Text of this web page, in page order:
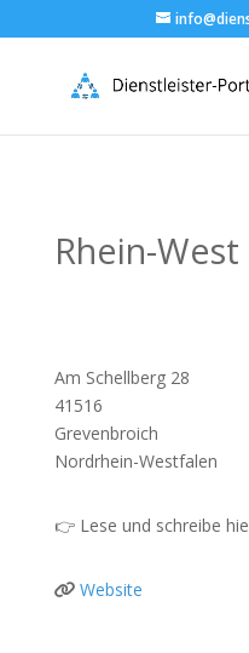
Rhein-
Am Schellberg 28
41516
Grevenbroich
Nordrhein-Westfalen
👉 Lese und schreibe
Website